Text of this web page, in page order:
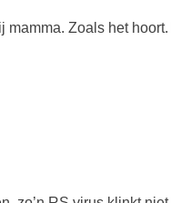
Zoals het